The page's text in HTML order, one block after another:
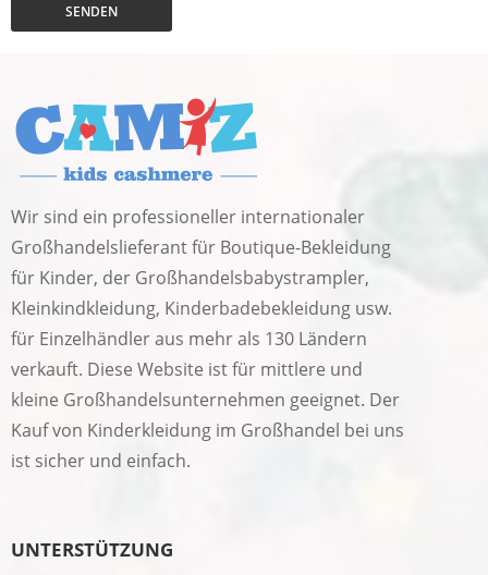
SENDEN
Wir sind ein professioneller internationaler
Großhandelslieferant für Boutique-Bekleidung
für Kinder, der Großhandelsbabystrampler,
Kleinkindkleidung, Kinderbadebekleidung usw.
für Einzelhändler aus mehr als 130 Ländern
verkauft. Diese Website ist für mittlere und
kleine Großhandelsunternehmen geeignet. Der
Kauf von Kinderkleidung im Großhandel bei uns
ist sicher und einfach.
UNTERSTÜTZUNG